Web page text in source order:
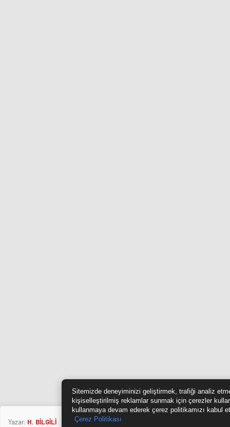
Yazar: H. BİLGİLİ
Sitemizde deneyiminizi geliştirmek, trafiği analiz
kişiselleştirilmiş reklamlar sunmak için çerezler
kullanmaya devam ederek çerez politikamızı kabul
Çerez Politikası